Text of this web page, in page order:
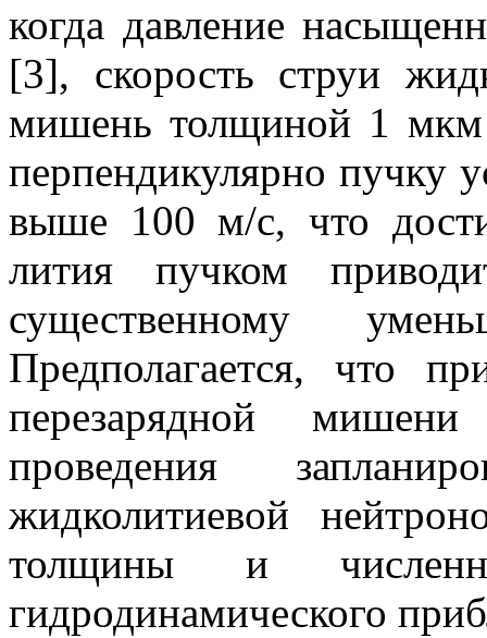
когда давление
[3], скорость струи
мишень толщиной 1
перпендикулярно пучку
выше 100 м/с, что
лития пучком
существенному
Предполагается, что
перезарядной
проведения
жидколитиевой
толщины и
гидродинамического